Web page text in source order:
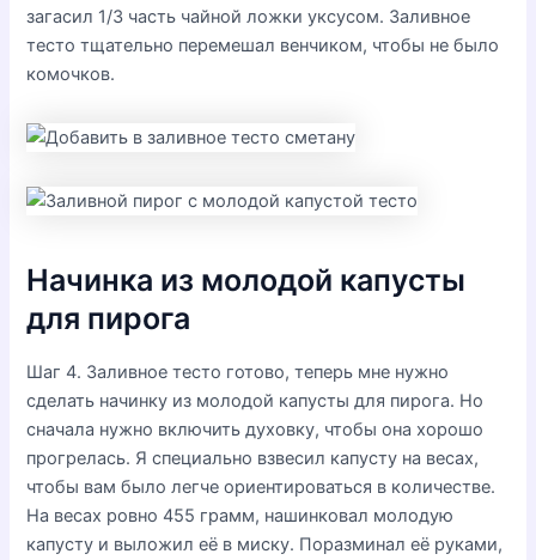
загасил 1/3 часть чайной ложки уксусом. Заливное
тесто тщательно перемешал венчиком, чтобы не было
комочков.
Начинка из молодой капусты
для пирога
Шаг 4. Заливное тесто готово, теперь мне нужно
сделать начинку из молодой капусты для пирога. Но
сначала нужно включить духовку, чтобы она хорошо
прогрелась. Я специально взвесил капусту на весах,
чтобы вам было легче ориентироваться в количестве.
На весах ровно 455 грамм, нашинковал молодую
капусту и выложил её в миску. Поразминал её руками,